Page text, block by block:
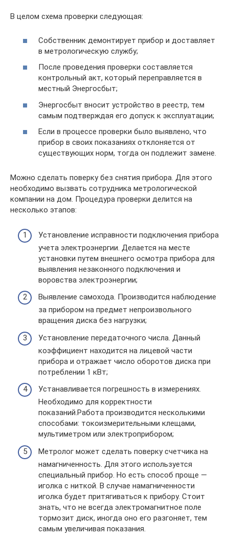
В целом схема проверки следующая:
Собственник демонтирует прибор и доставляет
в метрологическую службу;
После проведения проверки составляется
контрольный акт, который переправляется в
местный Энергосбыт;
Энергосбыт вносит устройство в реестр, тем
самым подтверждая его допуск к эксплуатации;
Если в процессе проверки было выявлено, что
прибор в своих показаниях отклоняется от
существующих норм, тогда он подлежит замене.
Можно сделать поверку без снятия прибора. Для этого
необходимо вызвать сотрудника метрологической
компании на дом. Процедура проверки делится на
несколько этапов:
Установление исправности подключения прибора
учета электроэнергии. Делается на месте
установки путем внешнего осмотра прибора для
выявления незаконного подключения и
воровства электроэнергии;
Выявление самохода. Производится наблюдение
за прибором на предмет непроизвольного
вращения диска без нагрузки;
Установление передаточного числа. Данный
коэффициент находится на лицевой части
прибора и отражает число оборотов диска при
потреблении 1 кВт;
Устанавливается погрешность в измерениях.
Необходимо для корректности
показаний.Работа производится несколькими
способами: токоизмерительными клещами,
мультиметром или электроприбором;
Метролог может сделать поверку счетчика на
намагниченность. Для этого используется
специальный прибор. Но есть способ проще —
иголка с ниткой. В случае намагниченности
иголка будет притягиваться к прибору. Стоит
знать, что не всегда электромагнитное поле
тормозит диск, иногда оно его разгоняет, тем
самым увеличивая показания.